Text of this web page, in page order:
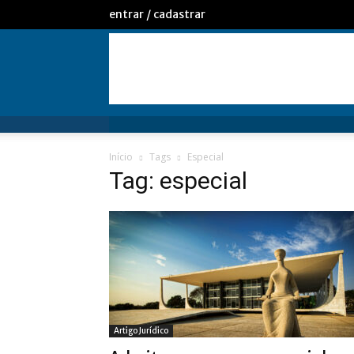
entrar / cadastrar
Início Tags Especial
Tag: especial
Artigo Jurídico